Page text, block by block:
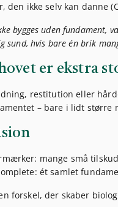
den ikke selv kan danne
bygges uden fundament,
sund, hvis bare én brik
er ekstra
restitution eller
– bare i lidt større
mange små
ét samlet
forskel, der skaber